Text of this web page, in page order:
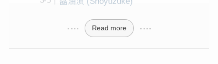
Read more